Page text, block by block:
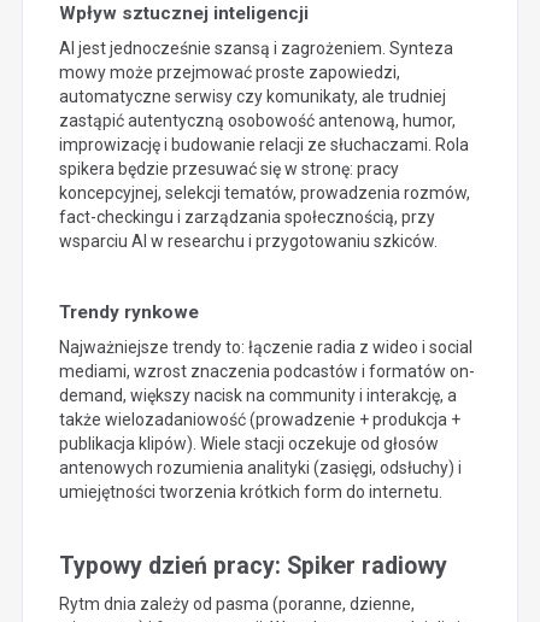
Wpływ sztucznej inteligencji
AI jest jednocześnie szansą i zagrożeniem. Synteza
mowy może przejmować proste zapowiedzi,
automatyczne serwisy czy komunikaty, ale trudniej
zastąpić autentyczną osobowość antenową, humor,
improwizację i budowanie relacji ze słuchaczami. Rola
spikera będzie przesuwać się w stronę: pracy
koncepcyjnej, selekcji tematów, prowadzenia rozmów,
fact-checkingu i zarządzania społecznością, przy
wsparciu AI w researchu i przygotowaniu szkiców.
Trendy rynkowe
Najważniejsze trendy to: łączenie radia z wideo i social
mediami, wzrost znaczenia podcastów i formatów on-
demand, większy nacisk na community i interakcję, a
także wielozadaniowość (prowadzenie + produkcja +
publikacja klipów). Wiele stacji oczekuje od głosów
antenowych rozumienia analityki (zasięgi, odsłuchy) i
umiejętności tworzenia krótkich form do internetu.
Typowy dzień pracy: Spiker radiowy
Rytm dnia zależy od pasma (poranne, dzienne,